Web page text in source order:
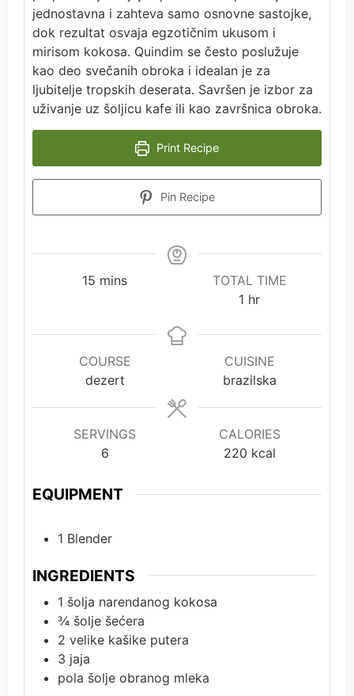
jednostavna i zahteva samo osnovne sastojke,
dok rezultat osvaja egzotičnim ukusom i
mirisom kokosa. Quindim se često poslužuje
kao deo svečanih obroka i idealan je za
ljubitelje tropskih deserata. Savršen je izbor za
uživanje uz šoljicu kafe ili kao završnica obroka.
Print Recipe
Pin Recipe
15 minutes
mins
TOTAL TIME
1 hour
hr
COURSE
dezert
CUISINE
brazilska
SERVINGS
6
CALORIES
220 kcal
EQUIPMENT
1 Blender
INGREDIENTS
1 šolja narendanog kokosa
¾ šolje šećera
2 velike kašike putera
3 jaja
pola šolje obranog mleka